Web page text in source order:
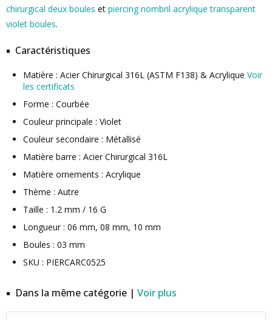
chirurgical deux boules et piercing nombril acrylique transparent
violet boules.
Caractéristiques
Matière : Acier Chirurgical 316L (ASTM F138) & Acrylique Voir
les certificats
Forme : Courbée
Couleur principale : Violet
Couleur secondaire : Métallisé
Matière barre : Acier Chirurgical 316L
Matière ornements : Acrylique
Thème : Autre
Taille : 1.2 mm / 16 G
Longueur : 06 mm, 08 mm, 10 mm
Boules : 03 mm
SKU : PIERCARC0525
Dans la même catégorie | Voir plus